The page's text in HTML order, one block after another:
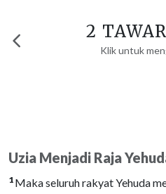
2
Klik untuk
Uzia Menjadi Raja
1 Maka seluruh rakyat Yehuda